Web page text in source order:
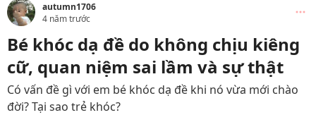
autumn1706
4 năm trước
Bé khóc dạ đề do không chịu kiêng
cữ, quan niệm sai lầm và sự thật
Có vấn đề gì với em bé khóc dạ đề khi nó vừa mới chào
đời? Tại sao trẻ khóc?